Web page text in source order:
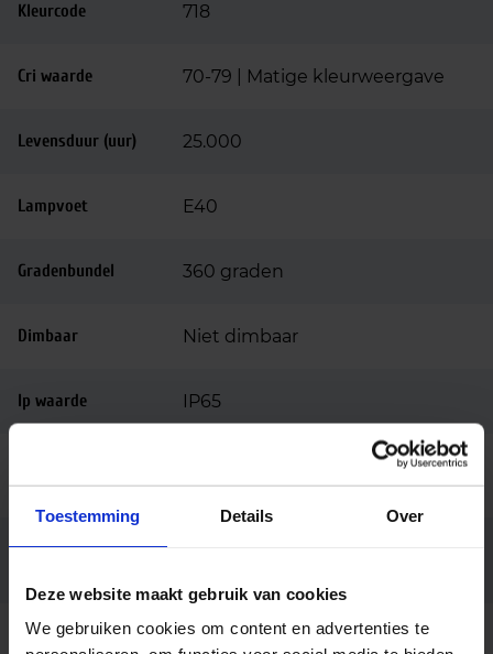
Toestemming Details Over
Deze website maakt gebruik van cookies
We gebruiken cookies om content en advertenties te
Kleurcode 718
Cri waarde 70-79 | Matige kleurweergave
Levensduur (uur) 25.000
Lampvoet E40
Gradenbundel 360 graden
Dimbaar Niet dimbaar
Ip waarde IP65
(v)
Voorschakelappar
Kleur consistentie
<6 SDCM